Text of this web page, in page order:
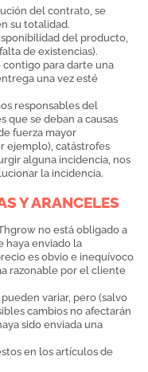
del contrato, se
su totalidad.
del producto,
de existencias).
para darte una
una vez esté
responsables del
que se deban a causas
fuerza mayor
ejemplo), catástrofes
alguna incidencia, nos
la incidencia.
Y ARANCELES
no está obligado a
haya enviado la
es obvio e inequívoco
razonable por el cliente
variar, pero (salvo
cambios no afectarán
sido enviada una
en los artículos de